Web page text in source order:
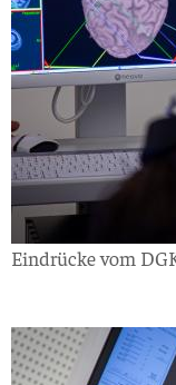
Eindrücke vom